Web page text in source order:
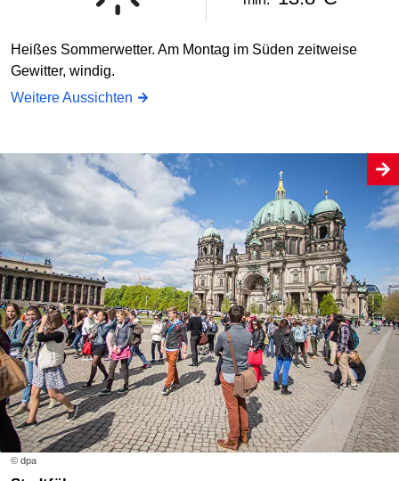
Heißes Sommerwetter. Am Montag im Süden zeitweise
Gewitter, windig.
Weitere Aussichten
© dpa